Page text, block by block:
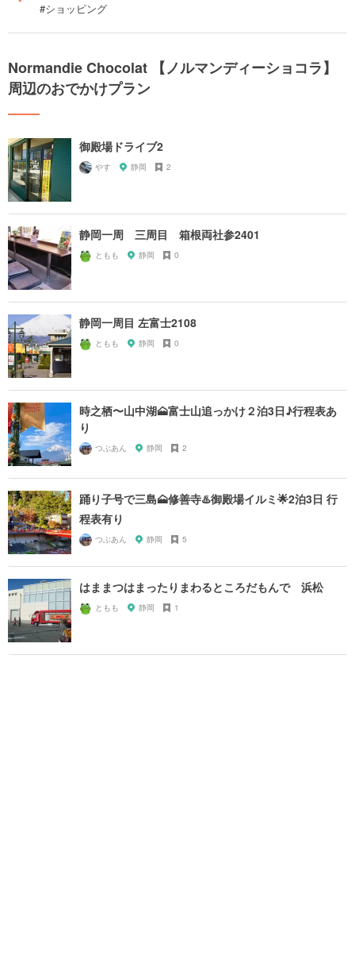
#ショッピング
Normandie Chocolat 【ノルマンディーショコラ】
周辺のおでかけプラン
御殿場ドライブ2
やす 静岡 2
静岡一周 三周目 箱根両社参2401
ともも 静岡 0
静岡一周目 左富士2108
ともも 静岡 0
時之栖〜山中湖🗻富士山追っかけ２泊3日♪行程表あ
り
つぶあん 静岡 2
踊り子号で三島🗻修善寺♨️御殿場イルミ🌟2泊3日 行
程表有り
つぶあん 静岡 5
はままつはまったりまわるところだもんで 浜松
ともも 静岡 1